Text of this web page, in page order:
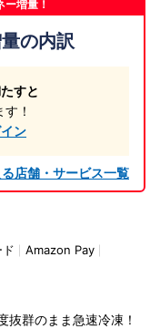
増量！
の内訳
すと
！
ン
店舗・サービス一覧
Amazon Pay
抜群のまま急速冷凍！